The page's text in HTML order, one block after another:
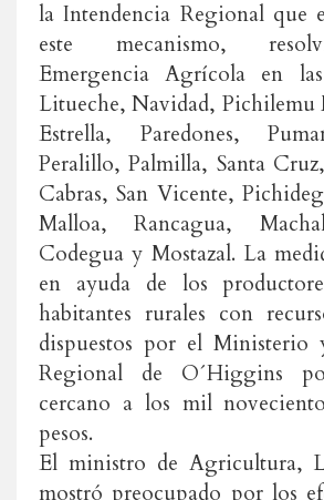
la Intendencia Regional que
este mecanismo,
Emergencia Agrícola en
Litueche, Navidad, Pichilemu
Estrella, Paredones,
Peralillo, Palmilla, Santa
Cabras, San Vicente,
Malloa, Rancagua,
Codegua y Mostazal. La
en ayuda de los
habitantes rurales con
dispuestos por el Ministerio
Regional de O´Higgins
cercano a los mil
pesos.
El ministro de Agricultura,
mostró preocupado por los